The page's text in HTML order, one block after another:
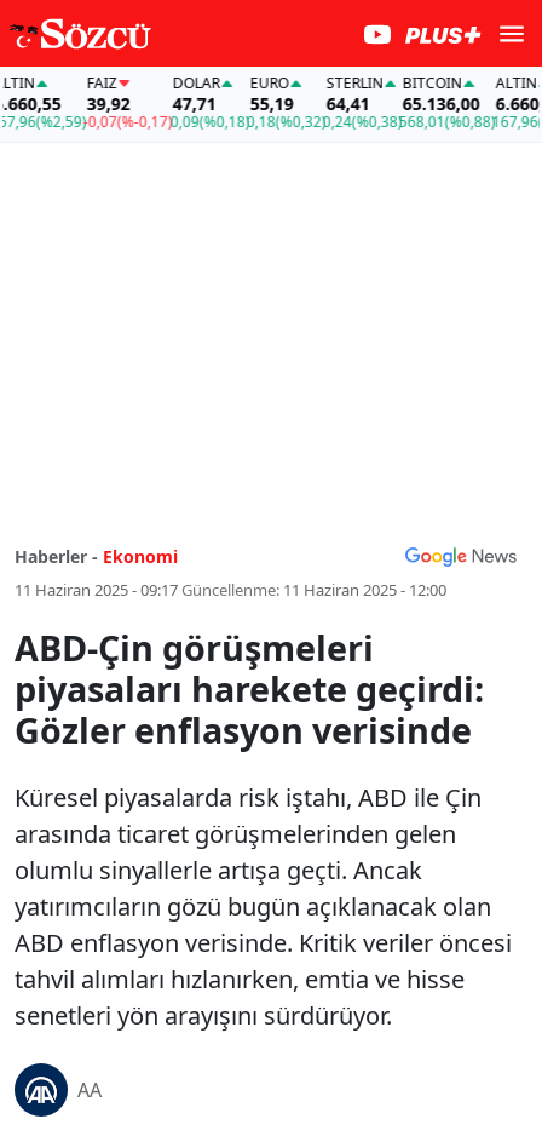
(%2,59)
39,92
-0,07(%-0,17)
DOLAR
47,71
0,09(%0,18)
EURO
55,19
0,18(%0,32)
STERLIN
64,41
0,24(%0,38)
BITCOIN
65.136,00
568,01(%0,88)
ALTIN
6.660,55
167,96
Haberler - Ekonomi
11 Haziran 2025 - 09:17Güncellenme: 11 Haziran 2025 - 12:00
ABD-Çin görüşmeleri
piyasaları harekete geçirdi:
Gözler enflasyon verisinde
Küresel piyasalarda risk iştahı, ABD ile Çin
arasında ticaret görüşmelerinden gelen
olumlu sinyallerle artışa geçti. Ancak
yatırımcıların gözü bugün açıklanacak olan
ABD enflasyon verisinde. Kritik veriler öncesi
tahvil alımları hızlanırken, emtia ve hisse
senetleri yön arayışını sürdürüyor.
AA